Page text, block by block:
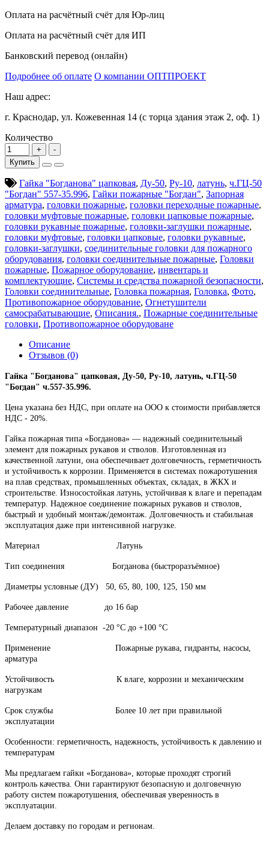
Оплата на расчётный счёт для Юр-лиц
Оплата на расчётный счёт для ИП
Банковский перевод (онлайн)
Подробнее об оплате О компании ОПТПРОЕКТ
Наш адрес:
г. Краснодар, ул. Кожевенная 14 (с торца здания этаж 2, оф. 1)
Количество
Купить
Гайка "Богданова" цапковая, Ду-50, Ру-10, латунь, ч.ГЦ-50
"Богдан" 557-35.996, Гайки пожарные "Богдан", Запорная
арматура, головки пожарные, головки переходные пожарные,
головки муфтовые пожарные, головки цапковые пожарные,
головки рукавные пожарные, головки-заглушки пожарные,
головки муфтовые, головки цапковые, головки рукавные,
головки-заглушки, соединительные головки для пожарного
оборудования, головки соединительные пожарные, Головки
пожарные, Пожарное оборудование, инвентарь и
комплектующие, Системы и средства пожарной безопасности,
Головки соединительные, Головка пожарная, Головка, Фото,
Противопожарное оборудование, Огнетушители
самосрабатывающие, Описания., Пожарные соединительные
головки, Противопожарное оборудоване
Описание
Отзывов (0)
Гайка "Богданова" цапковая, Ду-50, Ру-10, латунь, ч.ГЦ-50
"Богдан" ч.557-35.996.
Цена указана без НДС, при оплате на ООО к стоимости прибавляется
НДС - 20%.
Гайка пожарная типа «Богданова» — надежный соединительный
элемент для пожарных рукавов и стволов. Изготовленная из
качественной латуни, она обеспечивает долговечность, герметичность
и устойчивость к коррозии. Применяется в системах пожаротушения
на плав средствах, промышленных объектах, складах, в ЖКХ и
строительстве. Износостойкая латунь, устойчивая к влаге и перепадам
температур. Надежное соединение пожарных рукавов и стволов,
быстрый и удобный монтаж/демонтаж. Долговечность и стабильная
эксплуатация даже при интенсивной нагрузке.
Материал Латунь
Тип соединения Богданова (быстроразъёмное)
Диаметры условные (ДУ) 50, 65, 80, 100, 125, 150 мм
Рабочее давление до 16 бар
Температурный диапазон -20 °C до +100 °C
Применение
Пожарные рукава, гидранты, насосы,
арматура
Устойчивость
К влаге, коррозии и механическим
нагрузкам
Срок службы
Более 10 лет при правильной
эксплуатации
Особенности: герметичность, надежность, устойчивость к давлению и
температурам
Мы предлагаем гайки «Богданова», которые проходят строгий
контроль качества. Они гарантируют безопасную и долговечную
работу систем пожаротушения, обеспечивая уверенность в
эксплуатации.
Делаем доставку по городам и регионам.